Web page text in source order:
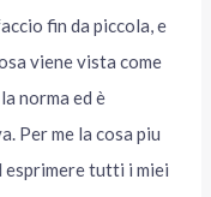
fin da piccola, e
viene vista come
norma ed è
Per me la cosa piu
esprimere tutti i miei